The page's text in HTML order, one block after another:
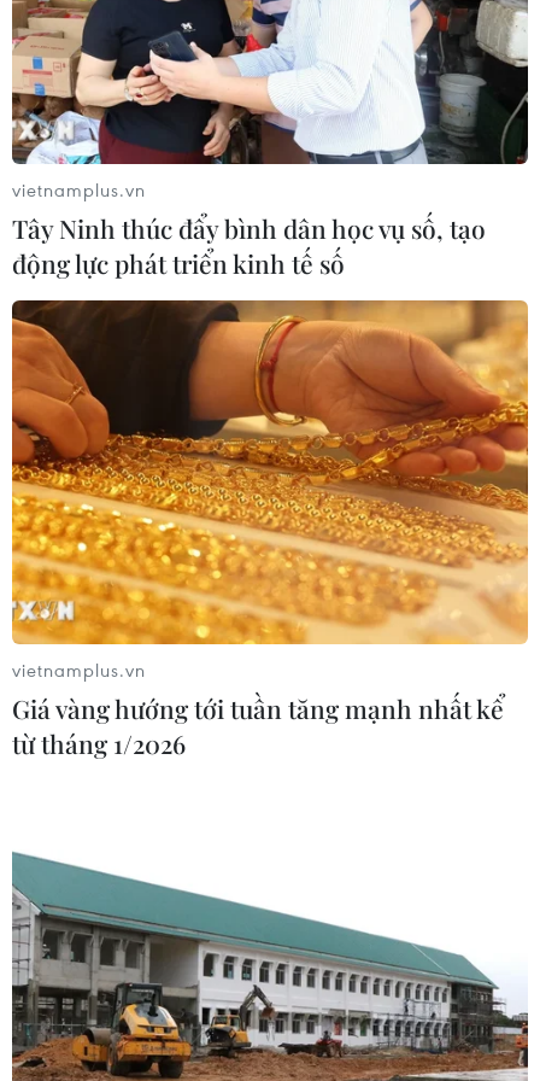
04/08/2026 22:42
Iran-Oman đàm phán thiết lập tuyến
hàng hải mới qua eo biển Hormuz
04/08/2026 22:42
Cố vấn quân sự Iran tiết lộ
sốc, tuyên bố hàng trăm binh sĩ Mỹ
đã thiệt mạng
04/08/2026 15:51
Liban và Israel nối lại đàm phán trực
tiếp về giải giáp Hezbollah
04/08/2026 14:56
Israel và Hội đồng Hòa bình thảo
luận giải giáp vũ khí tại Gaza
04/08/2026 05:06
ninh giữa các nước Hồi giáo trong
khu vực
04/08/2026 03:21
Iran ra điều kiện gì với Mỹ
trước khi mở lại Eo biển Hormuz?
03/08/2026 16:12
vietnamplus.vn
Tây Ninh thúc đẩy bình dân học vụ số, tạo
động lực phát triển kinh tế số
vietnamplus.vn
Giá vàng hướng tới tuần tăng mạnh nhất kể
từ tháng 1/2026